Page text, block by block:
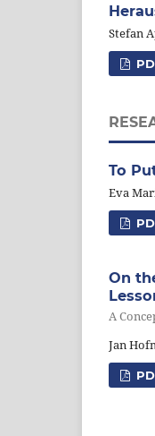
Stefan
To
Eva
On
A
Jan